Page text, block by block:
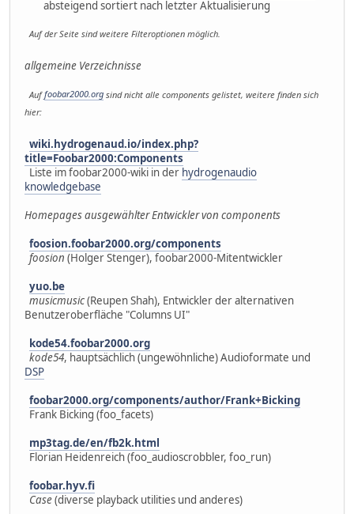
absteigend sortiert nach letzter Aktualisierung
Auf der Seite sind weitere Filteroptionen möglich.
allgemeine Verzeichnisse
Auffoobar2000.org sind nicht alle components gelistet, weitere finden sich
hier:
wiki.hydrogenaud.io/index.php?
title=Foobar2000:Components
Liste im foobar2000-wiki in der hydrogenaudio
knowledgebase
Homepages ausgewählter Entwickler von components
foosion.foobar2000.org/components
foosion (Holger Stenger), foobar2000-Mitentwickler
yuo.be
musicmusic(Reupen Shah), Entwickler der alternativen
Benutzeroberfläche "Columns UI"
kode54.foobar2000.org
kode54, hauptsächlich (ungewöhnliche) Audioformate und
DSP
foobar2000.org/components/author/Frank+Bicking
Frank Bicking (foo_facets)
mp3tag.de/en/fb2k.html
Florian Heidenreich (foo_audioscrobbler, foo_run)
foobar.hyv.fi
Case(diverse playback utilities und anderes)